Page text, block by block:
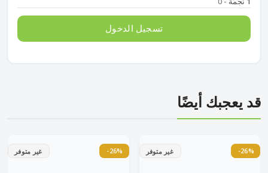
تسجيل الدخول
قد يعجبك أيضًا
غير متوفر -26% غير متوفر -26%